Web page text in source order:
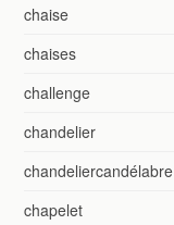
chaise
chaises
challenge
chandelier
chandeliercandélabre
chapelet